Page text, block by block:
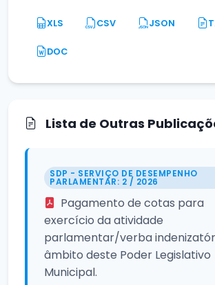
XLS CSV JSON
DOC
Lista de Outras
SDP - SERVIÇO DE DESEMPENHO
PARLAMENTAR: 2 / 2026
Pagamento de cotas para
exercício da atividade
parlamentar/verba
âmbito deste Poder Legislativo
Municipal.